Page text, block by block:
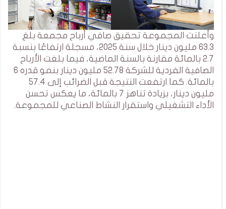
وأعلنت المجموعة تحقيق صافي أرباح مجمعة بلغ
63.3 مليون دينار خلال سنة 2025، مسجلة ارتفاعًا بنسبة
2.7 بالمائة مقارنة بالسنة الماضية، فيما بلغت الأرباح
الصافية الفردية للشركة 52.78 مليون دينار بنمو قدره 6
بالمائة. كما ارتفعت النتيجة قبل الضرائب إلى 57.4
مليون دينار، بزيادة تناهز 7 بالمائة، ما يعكس تحسن
الأداء التشغيلي واستقرار النشاط الصناعي للمجموعة.